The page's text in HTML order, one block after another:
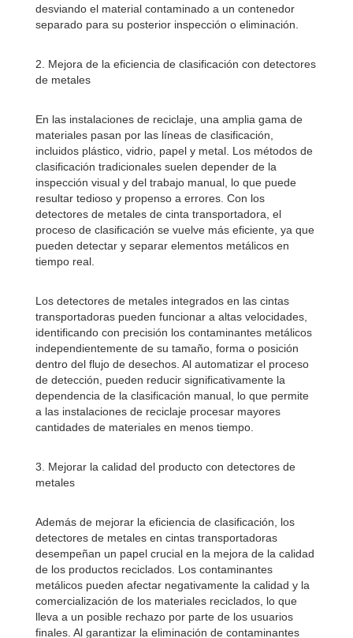
desviando el material contaminado a un contenedor
separado para su posterior inspección o eliminación.
2. Mejora de la eficiencia de clasificación con detectores
de metales
En las instalaciones de reciclaje, una amplia gama de
materiales pasan por las líneas de clasificación,
incluidos plástico, vidrio, papel y metal. Los métodos de
clasificación tradicionales suelen depender de la
inspección visual y del trabajo manual, lo que puede
resultar tedioso y propenso a errores. Con los
detectores de metales de cinta transportadora, el
proceso de clasificación se vuelve más eficiente, ya que
pueden detectar y separar elementos metálicos en
tiempo real.
Los detectores de metales integrados en las cintas
transportadoras pueden funcionar a altas velocidades,
identificando con precisión los contaminantes metálicos
independientemente de su tamaño, forma o posición
dentro del flujo de desechos. Al automatizar el proceso
de detección, pueden reducir significativamente la
dependencia de la clasificación manual, lo que permite
a las instalaciones de reciclaje procesar mayores
cantidades de materiales en menos tiempo.
3. Mejorar la calidad del producto con detectores de
metales
Además de mejorar la eficiencia de clasificación, los
detectores de metales en cintas transportadoras
desempeñan un papel crucial en la mejora de la calidad
de los productos reciclados. Los contaminantes
metálicos pueden afectar negativamente la calidad y la
comercialización de los materiales reciclados, lo que
lleva a un posible rechazo por parte de los usuarios
finales. Al garantizar la eliminación de contaminantes